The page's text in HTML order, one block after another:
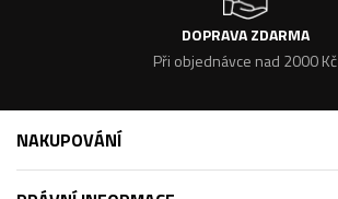
DOPRAVA ZDARMA
Při objednávce nad 2000 Kč
NAKUPOVÁNÍ